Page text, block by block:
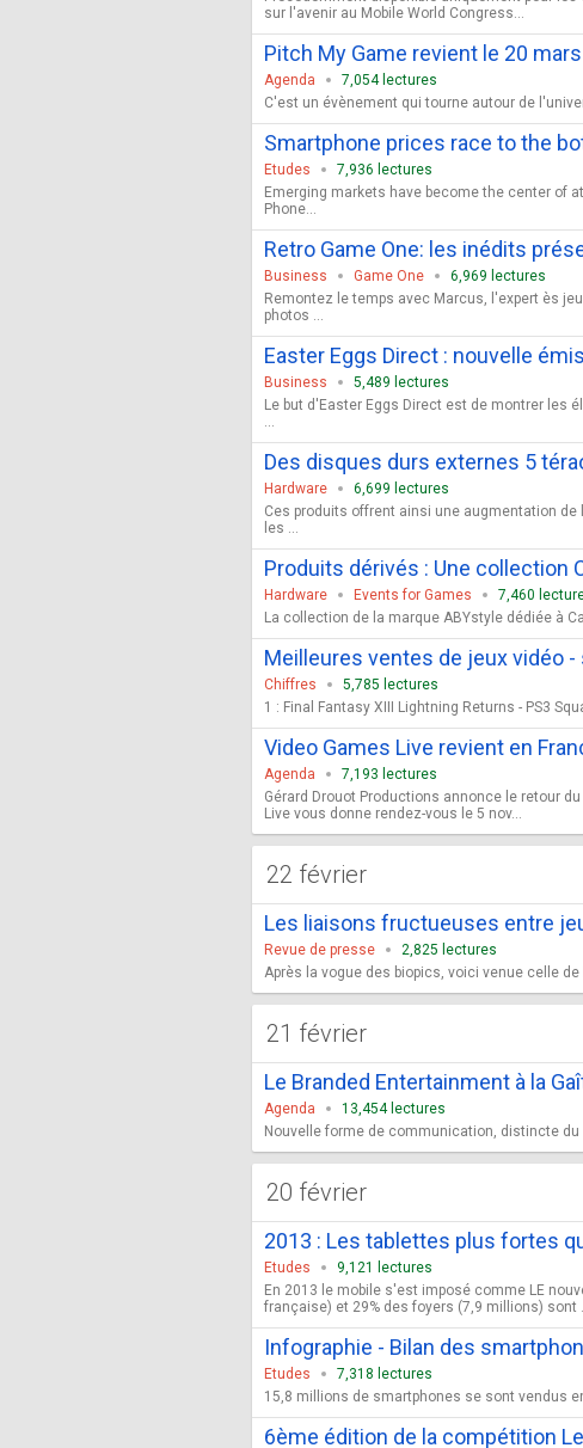
sur l'avenir au Mobile World Congress...
Pitch My Game revient le 20
Agenda
7,054 lectures
C'est un évènement qui tourne autour de
Smartphone prices race to the
Etudes
7,936 lectures
Emerging markets have become the center of
Phone...
Retro Game One: les inédits
Business Game One
6,969 lectures
Remontez le temps avec Marcus, l'expert ès
photos ...
Easter Eggs Direct : nouvelle
Business
5,489 lectures
Le but d'Easter Eggs Direct est de montrer les
...
Des disques durs externes 5
Hardware
6,699 lectures
Ces produits offrent ainsi une augmentation
les ...
Produits dérivés : Une collection
Hardware Events for Games
7,460
La collection de la marque ABYstyle dédiée à
Meilleures ventes de jeux vidéo -
Chiffres
5,785 lectures
1 : Final Fantasy XIII Lightning Returns - PS3
Video Games Live revient en
Agenda
7,193 lectures
Gérard Drouot Productions annonce le retour
Live vous donne rendez-vous le 5 nov...
22 février
Les liaisons fructueuses entre
Revue de presse
2,825 lectures
Après la vogue des biopics, voici venue celle
21 février
Le Branded Entertainment à la
Agenda
13,454 lectures
Nouvelle forme de communication, distincte
20 février
2013 : Les tablettes plus fortes
Etudes
9,121 lectures
En 2013 le mobile s'est imposé comme LE
française) et 29% des foyers (7,9 millions) sont
Infographie - Bilan des
Etudes
7,318 lectures
15,8 millions de smartphones se sont vendus
6ème édition de la compétition